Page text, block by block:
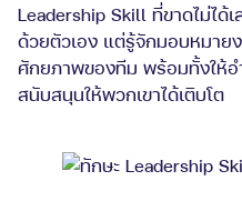
Leadership Skill ที่ขาดไม่ได้
ด้วยตัวเอง แต่รู้จักมอบหมาย
ศักยภาพของทีม พร้อมทั้งให้อ
สนับสนุนให้พวกเขาได้เติบโต